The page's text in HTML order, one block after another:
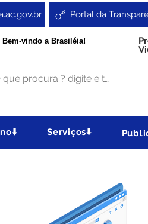
Portal da
Bem-vindo a Brasiléia!
Serviços⬇️